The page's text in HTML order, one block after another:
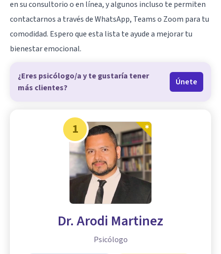
en su consultorio o en línea, y algunos incluso te permiten
contactarnos a través de WhatsApp, Teams o Zoom para tu
comodidad. Espero que esta lista te ayude a mejorar tu
bienestar emocional.
¿Eres psicólogo/a y te gustaría tener
más clientes?
Únete
1
Dr. Arodi Martinez
Psicólogo